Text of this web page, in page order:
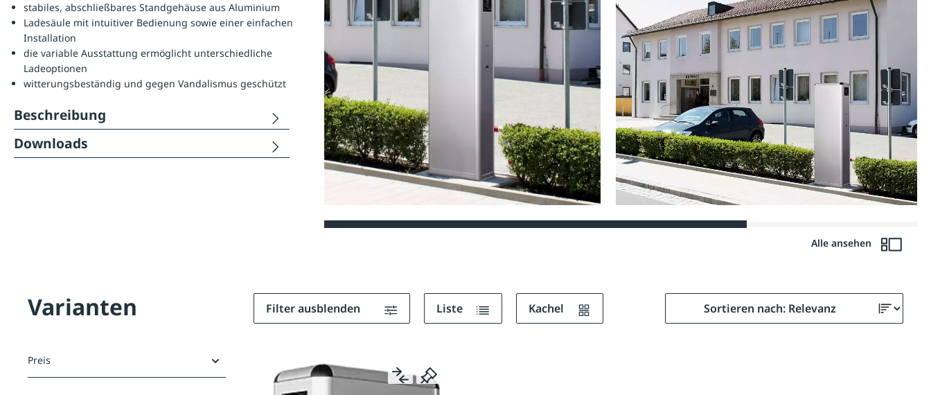
Alle ansehen
stabiles, abschließbares Standgehäuse aus Aluminium
Ladesäule mit intuitiver Bedienung sowie einer einfachen
Installation
die variable Ausstattung ermöglicht unterschiedliche
Ladeoptionen
witterungsbeständig und gegen Vandalismus geschützt
Beschreibung
Downloads
Varianten
Preis
Filter ausblenden Liste Kachel